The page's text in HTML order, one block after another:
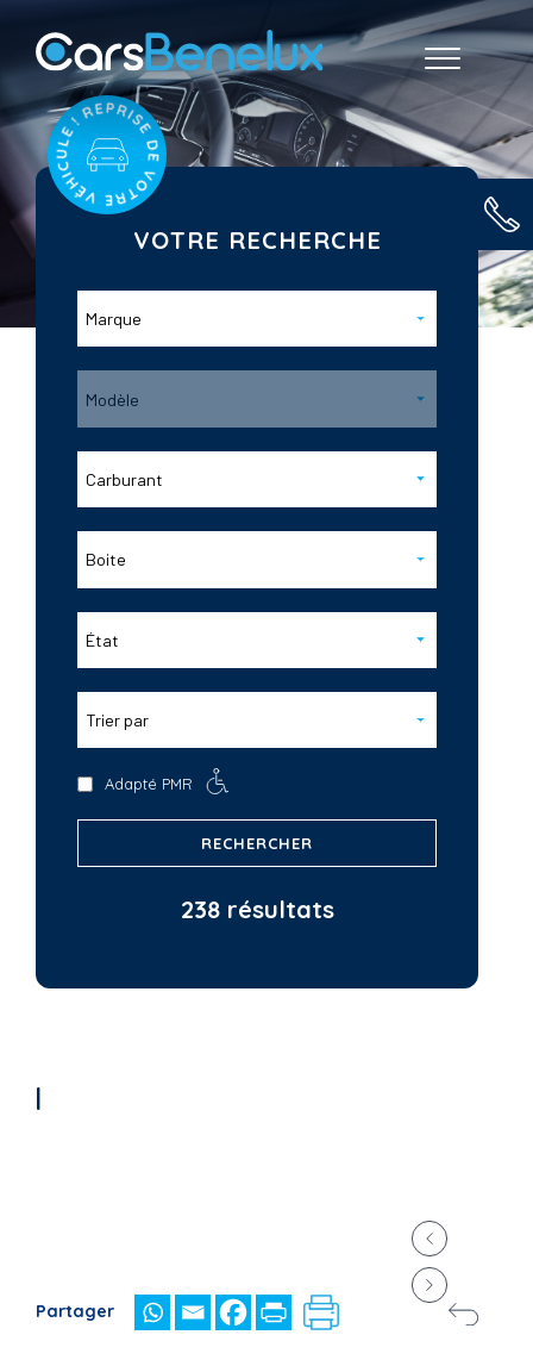
VOTRE RECHERCHE
Marque
Modèle
Carburant
Boite
État
Trier par
Adapté PMR
RECHERCHER
238 résultats
|
Partager